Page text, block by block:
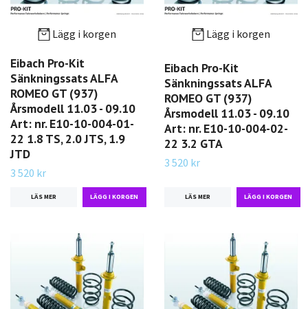
Lägg i korgen
Eibach Pro-Kit
Sänkningssats ALFA
ROMEO GT (937)
Årsmodell 11.03 - 09.10
Art: nr. E10-10-004-01-
22 1.8 TS, 2.0 JTS, 1.9
JTD
3 520 kr
LÄS MER
Lägg i korgen
Eibach Pro-Kit
Sänkningssats ALFA
ROMEO GT (937)
Årsmodell 11.03 - 09.10
Art: nr. E10-10-004-02-
22 3.2 GTA
3 520 kr
LÄS MER